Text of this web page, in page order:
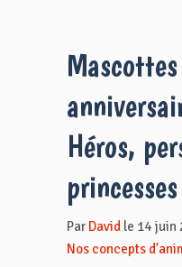
Héros,
Par David le 14 juin
Nos concepts